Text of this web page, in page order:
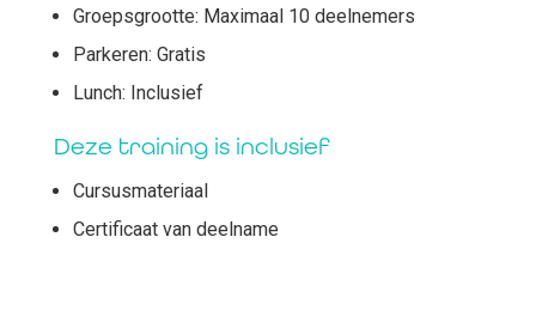
Groepsgrootte: Maximaal 10 deelnemers
Parkeren: Gratis
Lunch: Inclusief
Deze training is inclusief
Cursusmateriaal
Certificaat van deelname